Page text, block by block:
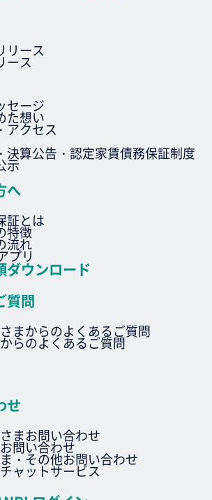
リース
ース
セージ
た想い
アクセス
決算公告・認定家賃債務保証制度
示
へ
証とは
特徴
流れ
プリ
ダウンロード
質問
まからのよくあるご質問
らのよくあるご質問
せ
まお問い合わせ
問い合わせ
・その他お問い合わせ
ャットサービス